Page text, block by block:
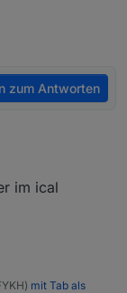
zum Antworten
im ical
mit Tab als